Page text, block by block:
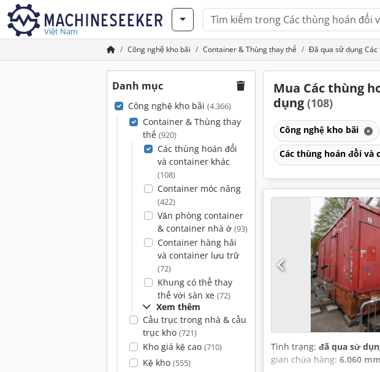
Việt Nam
Công nghệ kho bãi Container & Thùng thay thế Đã qua sử dụng
Danh mục
Công nghệ kho bãi (4.366)
Container & Thùng thay
thế (920)
Các thùng hoán đổi
và container khác
(108)
Container móc nâng
(422)
Văn phòng container
& container nhà ở (93)
Container hàng hải
và container lưu trữ
(72)
Khung có thể thay
thế với sàn xe (72)
Xem thêm
Cầu trục trong nhà & cầu
trục kho (721)
Kho giá kệ cao (710)
Kệ kho (555)
Mua Các thùng
dụng (108)
Công nghệ kho bãi
Các thùng hoán đổi và
Tình trạng: đã qua sử
gian chứa hàng: 6.060 mm